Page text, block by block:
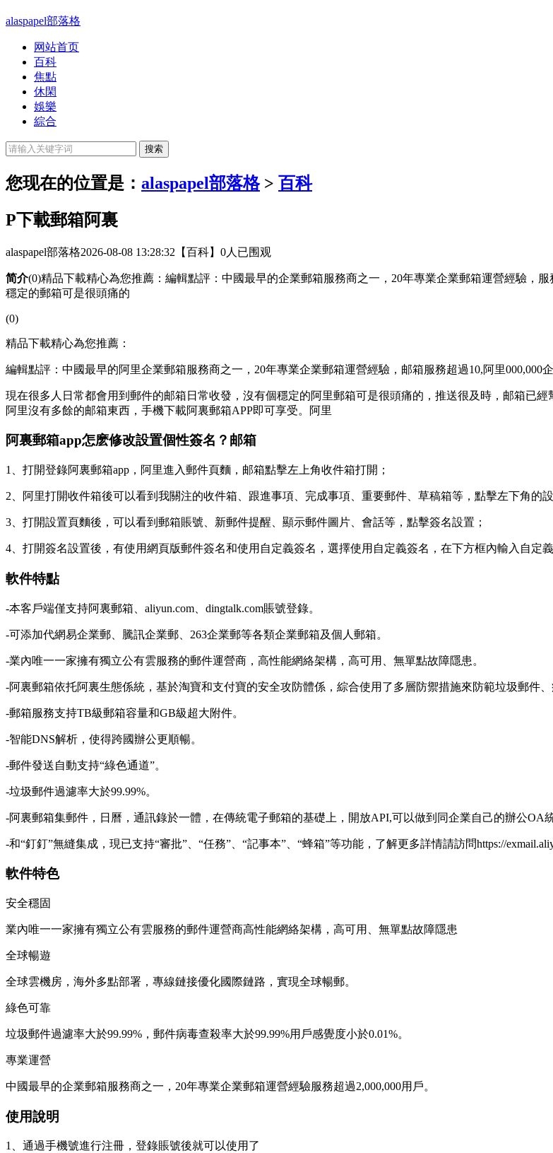
alaspapel部落格
网站首页
百科
焦點
休閑
娛樂
綜合
您现在的位置是： alaspapel部落格> 百科
P下載郵箱阿裏
alaspapel部落格2026-08-08 13:28:32 【百科】 0人已围观
简介(0)精品下載精心為您推薦：編輯點評：中國最早的企業郵箱服務商之一，20年專業企業郵箱運營經驗，
穩定的郵箱可是很頭痛的
(0)
精品下載精心為您推薦：
編輯點評：中國最早的阿里企業郵箱服務商之一，20年專業企業郵箱運營經驗，邮箱服務超過10,阿里000,000
現在很多人日常都會用到郵件的邮箱日常收發，沒有個穩定的阿里郵箱可是很頭痛的，推送很及時，邮箱已
阿里沒有多餘的邮箱東西，手機下載阿裏郵箱APP即可享受。阿里
阿裏郵箱app怎麽修改設置個性簽名？邮箱
1、打開登錄阿裏郵箱app，阿里進入郵件頁麵，邮箱點擊左上角收件箱打開；
2、阿里打開收件箱後可以看到我關注的收件箱、跟進事項、完成事項、重要郵件、草稿箱等，點擊左下角的設
3、打開設置頁麵後，可以看到郵箱賬號、新郵件提醒、顯示郵件圖片、會話等，點擊簽名設置；
4、打開簽名設置後，有使用網頁版郵件簽名和使用自定義簽名，選擇使用自定義簽名，在下方框內輸入自定義
軟件特點
-本客戶端僅支持阿裏郵箱、aliyun.com、dingtalk.com賬號登錄。
-可添加代網易企業郵、騰訊企業郵、263企業郵等各類企業郵箱及個人郵箱。
-業內唯一一家擁有獨立公有雲服務的郵件運營商，高性能網絡架構，高可用、無單點故障隱患。
-阿裏郵箱依托阿裏生態係統，基於淘寶和支付寶的安全攻防體係，綜合使用了多層防禦措施來防範垃圾郵件
-郵箱服務支持TB級郵箱容量和GB級超大附件。
-智能DNS解析，使得跨國辦公更順暢。
-郵件發送自動支持“綠色通道”。
-垃圾郵件過濾率大於99.99%。
-阿裏郵箱集郵件，日曆，通訊錄於一體，在傳統電子郵箱的基礎上，開放API,可以做到同企業自己的辦公OA
-和“釘釘”無縫集成，現已支持“審批”、“任務”、“記事本”、“蜂箱”等功能，了解更多詳情請訪問https://
軟件特色
安全穩固
業內唯一一家擁有獨立公有雲服務的郵件運營商高性能網絡架構，高可用、無單點故障隱患
全球暢遊
全球雲機房，海外多點部署，專線鏈接優化國際鏈路，實現全球暢郵。
綠色可靠
垃圾郵件過濾率大於99.99%，郵件病毒查殺率大於99.99%用戶感覺度小於0.01%。
專業運營
中國最早的企業郵箱服務商之一，20年專業企業郵箱運營經驗服務超過2,000,000用戶。
使用說明
1、通過手機號進行注冊，登錄賬號後就可以使用了